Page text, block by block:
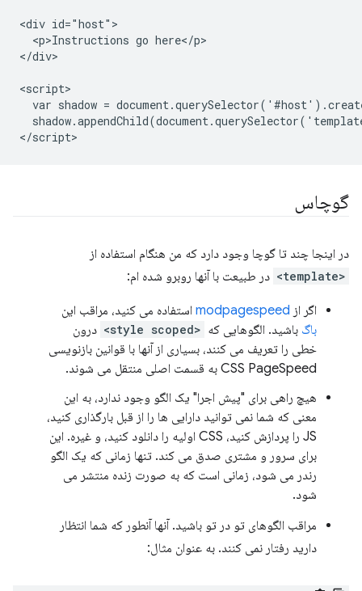
<div id="host">
  <p>Instructions go here</p>
</div>
<script>
var shadow =
گوچاس
در اینجا چند تا گوچا وجود دارد که من هنگام استفاده از
<template> در طبیعت با آنها روبرو شده ام:
اگر از modpagespeed استفاده می کنید، مراقب این
باگ باشید. الگوهایی که <style scoped>
درون
خطی را تعریف می کنند، بسیاری از آنها با قوانین بازنویسی
CSS PageSpeed ​​به قسمت اصلی منتقل می شوند.
هیچ راهی برای "پیش اجرا" یک الگو وجود ندارد، به این
معنی که شما نمی توانید دارایی ها را از قبل بارگذاری کنید،
JS را پردازش کنید، CSS اولیه را دانلود کنید، و غیره. این
برای سرور و مشتری صدق می کند. تنها زمانی که یک الگو
رندر می شود، زمانی است که به صورت زنده منتشر می
شود.
مراقب الگوهای تو در تو باشید. آنها آنطور که شما انتظار
دارید رفتار نمی کنند. به عنوان مثال: